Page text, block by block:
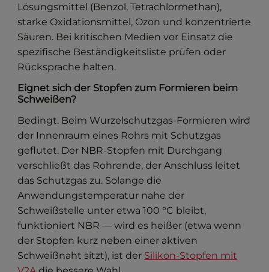
Lösungsmittel (Benzol, Tetrachlormethan),
starke Oxidationsmittel, Ozon und konzentrierte
Säuren. Bei kritischen Medien vor Einsatz die
spezifische Beständigkeitsliste prüfen oder
Rücksprache halten.
Eignet sich der Stopfen zum Formieren beim
Schweißen?
Bedingt. Beim Wurzelschutzgas-Formieren wird
der Innenraum eines Rohrs mit Schutzgas
geflutet. Der NBR-Stopfen mit Durchgang
verschließt das Rohrende, der Anschluss leitet
das Schutzgas zu. Solange die
Anwendungstemperatur nahe der
Schweißstelle unter etwa 100 °C bleibt,
funktioniert NBR — wird es heißer (etwa wenn
der Stopfen kurz neben einer aktiven
Schweißnaht sitzt), ist der Silikon-Stopfen mit